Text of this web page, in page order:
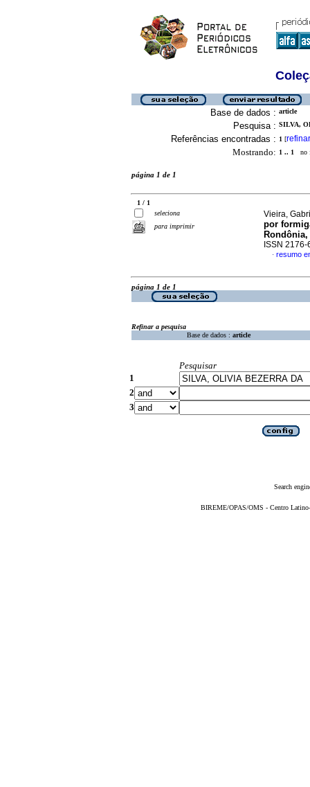
Base de dados : article
Pesquisa : SILVA,
Referências encontradas : 1 [refinar
Mostrando: 1 .. 1 no
página 1 de 1
1 / 1
seleciona
para imprimir
Vieira,
por
ISSN 2176-
· resumo
página 1 de 1
Refinar a pesquisa
Base de dados : article
Pesquisar
1
2
3
Search
BIREME/OPAS/OMS - Centro Latino-